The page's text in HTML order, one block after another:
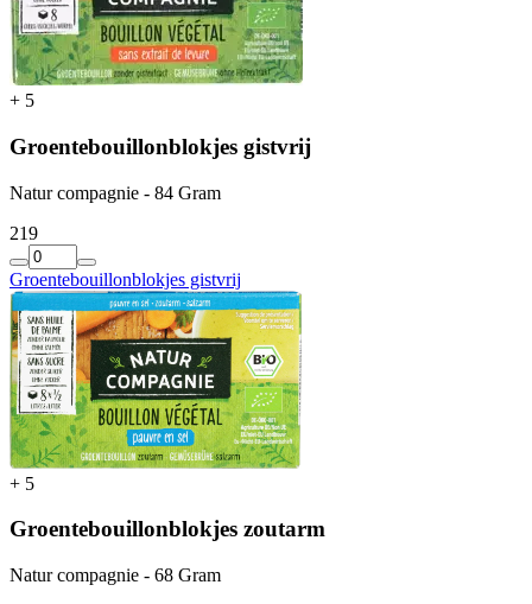
+ 5
Groentebouillonblokjes gistvrij
Natur compagnie - 84 Gram
219
Groentebouillonblokjes gistvrij
+ 5
Groentebouillonblokjes zoutarm
Natur compagnie - 68 Gram